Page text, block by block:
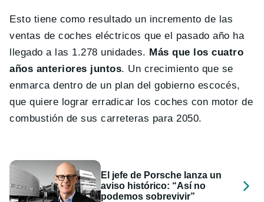
Esto tiene como resultado un incremento de las
ventas de coches eléctricos que el pasado año ha
llegado a las 1.278 unidades. Más que los cuatro
años anteriores juntos. Un crecimiento que se
enmarca dentro de un plan del gobierno escocés,
que quiere lograr erradicar los coches con motor de
combustión de sus carreteras para 2050.
El jefe de Porsche lanza un
aviso histórico: “Así no
podemos sobrevivir”